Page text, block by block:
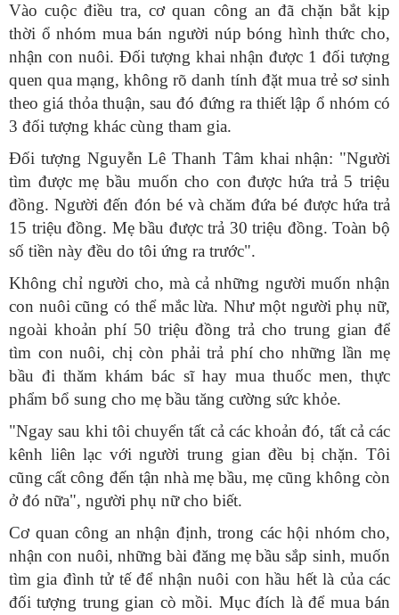
Vào cuộc điều tra, cơ quan công an đã chặn bắt kịp
thời ổ nhóm mua bán người núp bóng hình thức cho,
nhận con nuôi. Đối tượng khai nhận được 1 đối tượng
quen qua mạng, không rõ danh tính đặt mua trẻ sơ sinh
theo giá thỏa thuận, sau đó đứng ra thiết lập ổ nhóm có
3 đối tượng khác cùng tham gia.
Đối tượng Nguyễn Lê Thanh Tâm khai nhận: "Người
tìm được mẹ bầu muốn cho con được hứa trả 5 triệu
đồng. Người đến đón bé và chăm đứa bé được hứa trả
15 triệu đồng. Mẹ bầu được trả 30 triệu đồng. Toàn bộ
số tiền này đều do tôi ứng ra trước".
Không chỉ người cho, mà cả những người muốn nhận
con nuôi cũng có thể mắc lừa. Như một người phụ nữ,
ngoài khoản phí 50 triệu đồng trả cho trung gian để
tìm con nuôi, chị còn phải trả phí cho những lần mẹ
bầu đi thăm khám bác sĩ hay mua thuốc men, thực
phẩm bổ sung cho mẹ bầu tăng cường sức khỏe.
"Ngay sau khi tôi chuyển tất cả các khoản đó, tất cả các
kênh liên lạc với người trung gian đều bị chặn. Tôi
cũng cất công đến tận nhà mẹ bầu, mẹ cũng không còn
ở đó nữa", người phụ nữ cho biết.
Cơ quan công an nhận định, trong các hội nhóm cho,
nhận con nuôi, những bài đăng mẹ bầu sắp sinh, muốn
tìm gia đình tử tế để nhận nuôi con hầu hết là của các
đối tượng trung gian cò mồi. Mục đích là để mua bán